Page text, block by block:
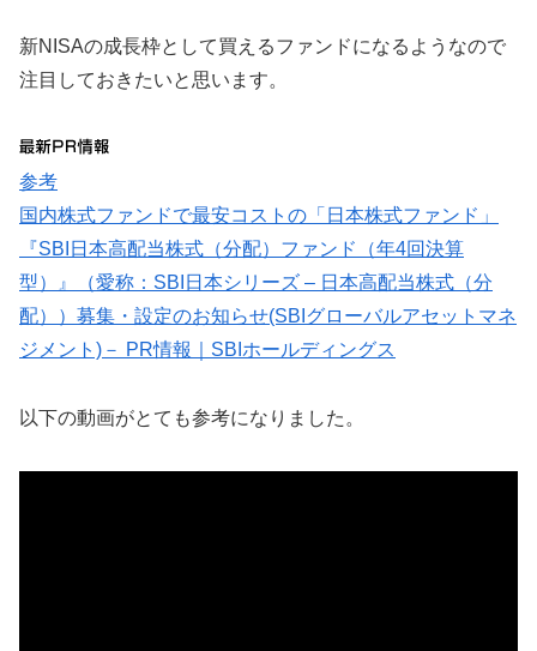
新NISAの成長枠として買えるファンドになるようなので
注目しておきたいと思います。
参考
国内株式ファンドで最安コストの「日本株式ファンド」
『SBI日本高配当株式（分配）ファンド（年4回決算
型）』（愛称：SBI日本シリーズ – 日本高配当株式（分
配））募集・設定のお知らせ(SBIグローバルアセットマネ
ジメント)－ PR情報｜SBIホールディングス
以下の動画がとても参考になりました。